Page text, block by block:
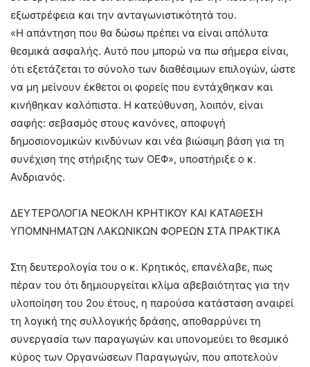
εξωστρέφεια και την ανταγωνιστικότητά του.
«Η απάντηση που θα δώσω πρέπει να είναι απόλυτα
θεσμικά ασφαλής. Αυτό που μπορώ να πω σήμερα είναι,
ότι εξετάζεται το σύνολο των διαθέσιμων επιλογών, ώστε
να μη μείνουν έκθετοι οι φορείς που εντάχθηκαν και
κινήθηκαν καλόπιστα. Η κατεύθυνση, λοιπόν, είναι
σαφής: σεβασμός στους κανόνες, αποφυγή
δημοσιονομικών κινδύνων και νέα βιώσιμη βάση για τη
συνέχιση της στήριξης των ΟΕΦ», υποστήριξε ο κ.
Ανδριανός.
ΔΕΥΤΕΡΟΛΟΓΙΑ ΝΕΟΚΛΗ ΚΡΗΤΙΚΟΥ ΚΑΙ ΚΑΤΑΘΕΣΗ
ΥΠΟΜΝΗΜΑΤΩΝ ΛΑΚΩΝΙΚΩΝ ΦΟΡΕΩΝ ΣΤΑ ΠΡΑΚΤΙΚΑ
Στη δευτερολογία του ο κ. Κρητικός, επανέλαβε, πως
πέραν του ότι δημιουργείται κλίμα αβεβαιότητας για την
υλοποίηση του 2ου έτους, η παρούσα κατάσταση αναιρεί
τη λογική της συλλογικής δράσης, αποθαρρύνει τη
συνεργασία των παραγωγών και υπονομεύει το θεσμικό
κύρος των Οργανώσεων Παραγωγών, που αποτελούν